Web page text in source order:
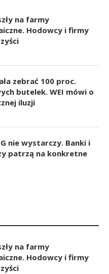
na farmy
Hodowcy i firmy
zebrać 100 proc.
butelek. WEI mówi o
iluzji
nie wystarczy. Banki i
patrzą na konkretne
na farmy
Hodowcy i firmy